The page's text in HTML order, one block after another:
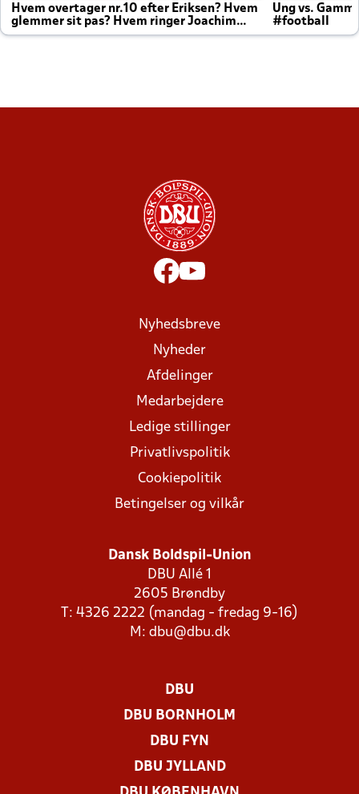
Hvem overtager nr.10 efter Eriksen? Hvem
glemmer sit pas? Hvem ringer Joachim
altid til efter kampe?
Ung vs.
#football
Nyhedsbreve
Nyheder
Afdelinger
Medarbejdere
Ledige stillinger
Privatlivspolitik
Cookiepolitik
Betingelser og vilkår
Dansk Boldspil-Union
DBU Allé 1
2605 Brøndby
T: 4326 2222 (mandag - fredag 9-16)
M: dbu@dbu.dk
DBU
DBU BORNHOLM
DBU FYN
DBU JYLLAND